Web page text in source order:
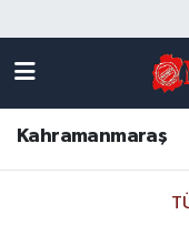
Kahramanmaraş